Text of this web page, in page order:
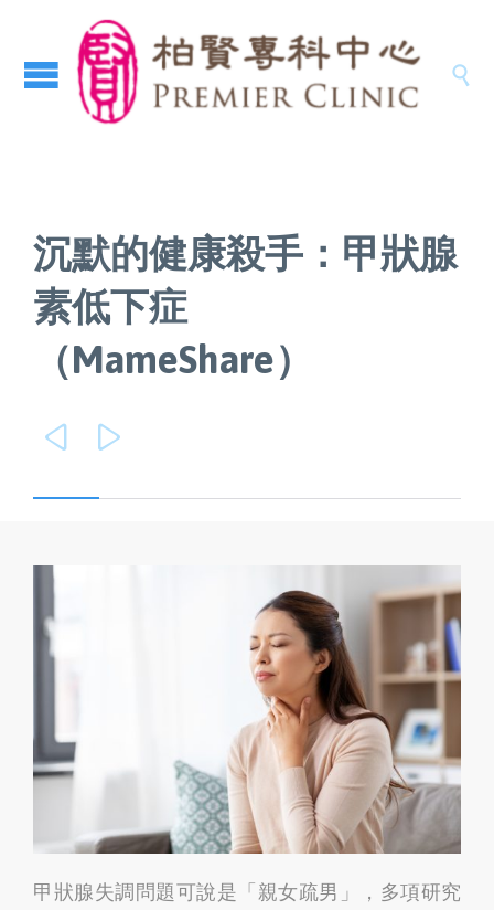

沉默的健康殺手：甲狀腺
素低下症
（MameShare）
 
甲狀腺失調問題可說是「親女疏男」，多項研究